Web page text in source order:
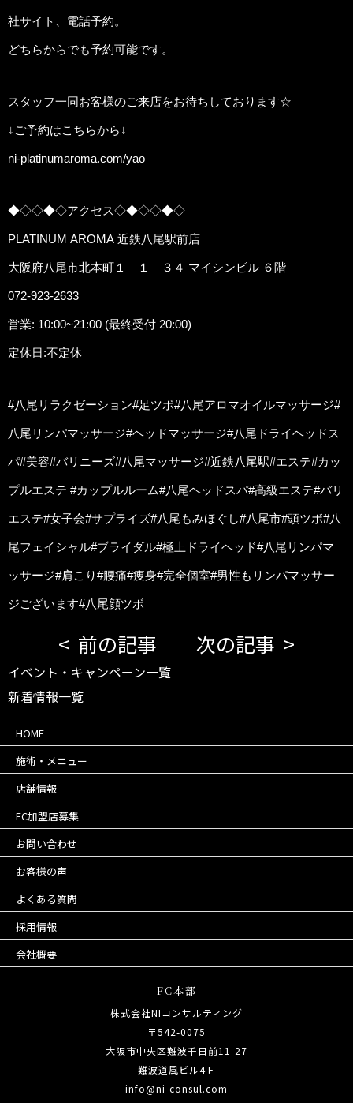
社サイト、電話予約。
どちらからでも予約可能です。
スタッフ一同お客様のご来店をお待ちしております☆
↓ご予約はこちらから↓
ni-platinumaroma.com/yao
◆◇◇◆◇アクセス◇◆◇◇◆◇
PLATINUM AROMA 近鉄八尾駅前店
大阪府八尾市北本町１―１―３４ マイシンビル ６階
072-923-2633
営業: 10:00~21:00 (最終受付 20:00)
定休日:不定休
#八尾リラクゼーション#足ツボ#八尾アロマオイルマッサージ#
八尾リンパマッサージ#ヘッドマッサージ#八尾ドライヘッドス
パ#美容#バリニーズ#八尾マッサージ#近鉄八尾駅#エステ#カッ
プルエステ #カップルルーム#八尾ヘッドスパ#高級エステ#バリ
エステ#女子会#サプライズ#八尾もみほぐし#八尾市#頭ツボ#八
尾フェイシャル#ブライダル#極上ドライヘッド#八尾リンパマ
ッサージ#肩こり#腰痛#痩身#完全個室#男性もリンパマッサー
ジございます#八尾顔ツボ
前の記事 次の記事
イベント・キャンペーン一覧
新着情報一覧
HOME
施術・メニュー
店舗情報
FC加盟店募集
お問い合わせ
お客様の声
よくある質問
採用情報
会社概要
FC本部
株式会社NIコンサルティング
〒542-0075
大阪市中央区難波千日前11-27
難波道風ビル4Ｆ
info@ni-consul.com